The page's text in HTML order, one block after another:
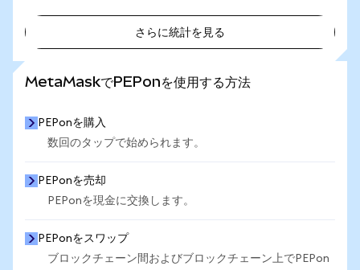
さらに統計を見る
MetaMaskでPEPonを使用する方法
PEPonを購入
数回のタップで始められます。
PEPonを売却
PEPonを現金に交換します。
PEPonをスワップ
ブロックチェーン間およびブロックチェーン上でPEPon